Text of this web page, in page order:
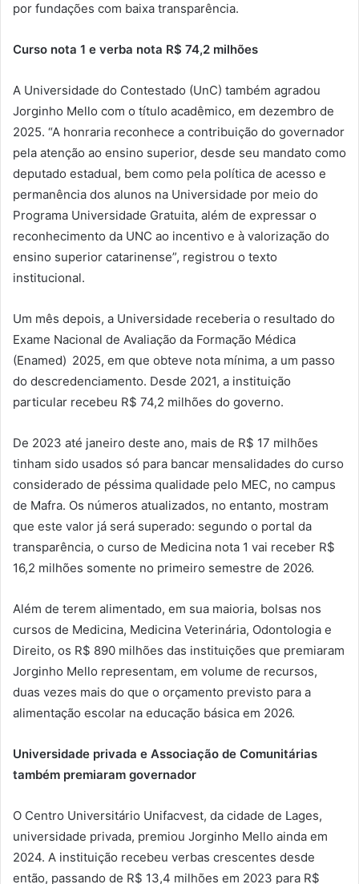
por fundações com baixa transparência.
Curso nota 1 e verba nota R$ 74,2 milhões
A Universidade do Contestado (UnC) também agradou
Jorginho Mello com o título acadêmico, em dezembro de
2025. “A honraria reconhece a contribuição do governador
pela atenção ao ensino superior, desde seu mandato como
deputado estadual, bem como pela política de acesso e
permanência dos alunos na Universidade por meio do
Programa Universidade Gratuita, além de expressar o
reconhecimento da UNC ao incentivo e à valorização do
ensino superior catarinense”, registrou o texto
institucional.
Um mês depois, a Universidade receberia o resultado do
Exame Nacional de Avaliação da Formação Médica
(Enamed) 2025, em que obteve nota mínima, a um passo
do descredenciamento. Desde 2021, a instituição
particular recebeu R$ 74,2 milhões do governo.
De 2023 até janeiro deste ano, mais de R$ 17 milhões
tinham sido usados só para bancar mensalidades do curso
considerado de péssima qualidade pelo MEC, no campus
de Mafra. Os números atualizados, no entanto, mostram
que este valor já será superado: segundo o portal da
transparência, o curso de Medicina nota 1 vai receber R$
16,2 milhões somente no primeiro semestre de 2026.
Além de terem alimentado, em sua maioria, bolsas nos
cursos de Medicina, Medicina Veterinária, Odontologia e
Direito, os R$ 890 milhões das instituições que premiaram
Jorginho Mello representam, em volume de recursos,
duas vezes mais do que o orçamento previsto para a
alimentação escolar na educação básica em 2026.
Universidade privada e Associação de Comunitárias
também premiaram governador
O Centro Universitário Unifacvest, da cidade de Lages,
universidade privada, premiou Jorginho Mello ainda em
2024. A instituição recebeu verbas crescentes desde
então, passando de R$ 13,4 milhões em 2023 para R$